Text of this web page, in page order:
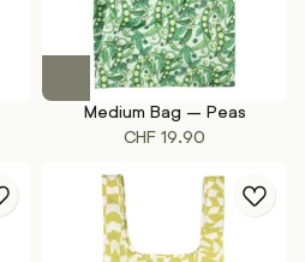
Medium Bag – Peas
CHF 19.90